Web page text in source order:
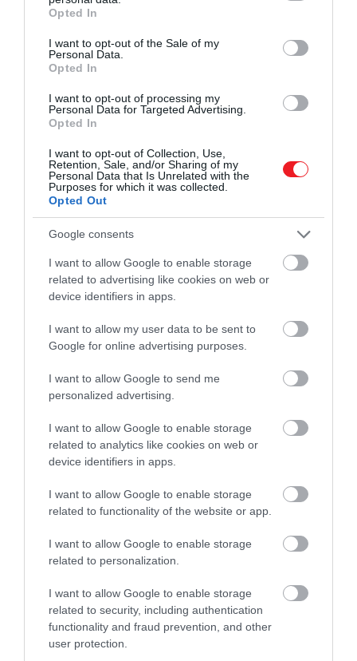
grant or deny consent to Google and its third-party tags to
use your data for below specified purposes in below Google
consent section.
Opted In
I want to opt-out of the Sale of my
Personal Data.
Opted In
I want to opt-out of processing my
Personal Data for Targeted Advertising.
Opted In
I want to opt-out of Collection, Use,
Retention, Sale, and/or Sharing of my
Personal Data that Is Unrelated with the
Purposes for which it was collected.
Opted Out
Google consents
I want to allow Google to enable storage
related to advertising like cookies on web or
device identifiers in apps.
I want to allow my user data to be sent to
Google for online advertising purposes.
I want to allow Google to send me
personalized advertising.
I want to allow Google to enable storage
related to analytics like cookies on web or
device identifiers in apps.
I want to allow Google to enable storage
related to functionality of the website or app.
I want to allow Google to enable storage
related to personalization.
I want to allow Google to enable storage
related to security, including authentication
functionality and fraud prevention, and other
user protection.
Megan Thee Stallion és Roddy Ricch és Lil Baby
A Grammy egyébként jövő hétvégén lesz amerikai idő
szerint, nálunk szokás szerint vasárnap éjfél után
kezdődik valamikor és hétfő hajnalig tart majd. Idén
Trevor Noah komikus, aThe Daily Show
házigazdája
fogja vezetni.
(Forrás:Complex)
Nyitókép:
GRAMMY GRAMMY-DÍJ GRAMMY 2021
TAYLOR SWIFT DUA LIPA RODDY RICCH
CARDI B BTS BRANDI CARLILE
DABABY DOJA CAT BILLIE EILISH
BRITTANY HOWARD MIRANDA LAMBERT
LIL BABY CHRIS MARTIN JOHN MAYER
POST MALONE HARRY STYLES
Tetoválások és levágott kisujjak: így
bizonyították…
2026. JÚLIUS 31. ● KULTÚRA
4+1 program augusztus első napjaira, hogy